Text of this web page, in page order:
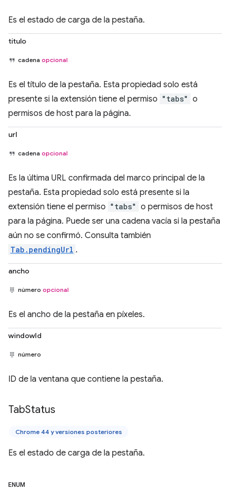
Es el estado de carga de la pestaña.
título
cadena opcional
Es el título de la pestaña. Esta propiedad solo está
presente si la extensión tiene el permiso "tabs" o
permisos de host para la página.
url
cadena opcional
Es la última URL confirmada del marco principal de la
pestaña. Esta propiedad solo está presente si la
extensión tiene el permiso "tabs" o permisos de host
para la página. Puede ser una cadena vacía si la pestaña
aún no se confirmó. Consulta también
Tab.pendingUrl .
ancho
número opcional
Es el ancho de la pestaña en píxeles.
windowId
número
ID de la ventana que contiene la pestaña.
TabStatus
Chrome 44 y versiones posteriores
Es el estado de carga de la pestaña.
ENUM